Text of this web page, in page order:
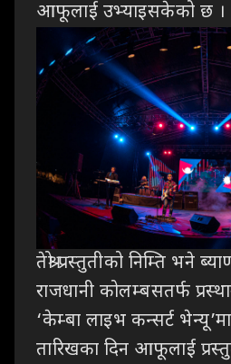
आफूलाई उभ्याइसकेको छ ।
तेश्रो प्रस्तुतीको निम्ति भने
राजधानी कोलम्बसतर्फ
‘केम्बा लाइभ कन्सर्ट
तारिखका दिन आफूलाई